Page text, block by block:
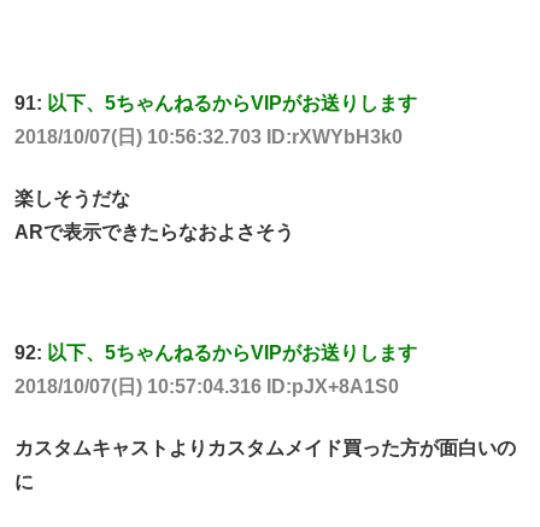
91: 以下、5ちゃんねるからVIPがお送りします
2018/10/07(日) 10:56:32.703 ID:rXWYbH3k0
楽しそうだな
ARで表示できたらなおよさそう
92: 以下、5ちゃんねるからVIPがお送りします
2018/10/07(日) 10:57:04.316 ID:pJX+8A1S0
カスタムキャストよりカスタムメイド買った方が面白いの
に